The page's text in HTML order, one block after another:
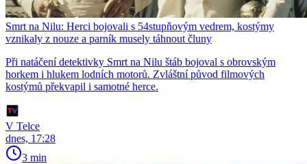
Smrt na Nilu: Herci bojovali s 54stupňovým vedrem, kostýmy
vznikaly z nouze a parník musely táhnout čluny
Při natáčení detektivky Smrt na Nilu štáb bojoval s obrovským
horkem i hlukem lodních motorů. Zvláštní původ filmových
kostýmů překvapil i samotné herce.
V Telce
dnes, 17:28
3 min